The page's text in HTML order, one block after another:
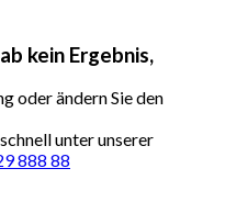
kein Ergebnis,
oder ändern Sie den
unter unserer
888 88